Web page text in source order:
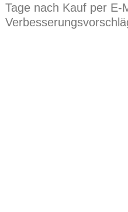
Tage nach Kauf per E-